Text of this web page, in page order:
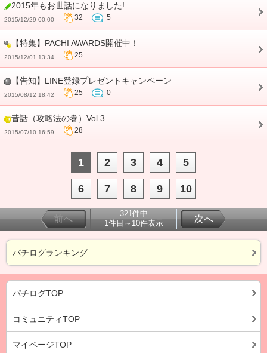
2015年もお世話になりました!
2015/12/29 00:00 32 5
【特集】PACHI AWARDS開催中！
2015/12/01 13:34 25
【告知】LINE登録プレゼントキャンペーン
2015/08/12 18:42 25 0
昔話（攻略法の巻）Vol.3
2015/07/10 16:59 28
1 2 3 4 5
6 7 8 9 10
前へ
321件中
1件目～10件表示
次へ
パチログランキング
パチログTOP
コミュニティTOP
マイページTOP